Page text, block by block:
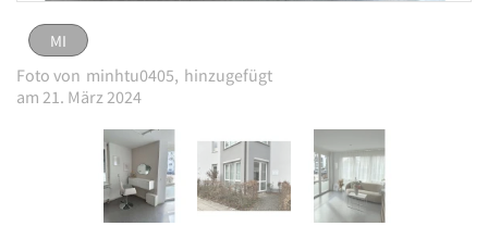
MI
eingestellt von
Bild melden
MI
Foto von minhtu0405, hinzugefügt
am 21. März 2024